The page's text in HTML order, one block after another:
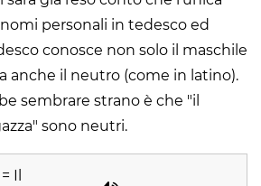
personali in tedesco ed
conosce non solo il maschile
anche il neutro (come in latino).
sembrare strano è che "il
sono neutri.
= Il